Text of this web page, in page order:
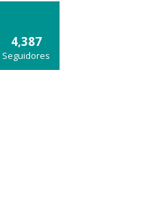
4,387
Seguidores